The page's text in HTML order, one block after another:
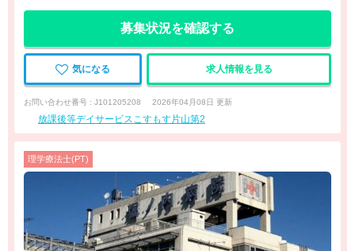
募集状況を確認する
気になる 求人情報を見る
お問い合わせ番号 : J101205208 2026年04月08日 更新
放課後等デイサービスこすもす片山第2
理学療法士(PT)